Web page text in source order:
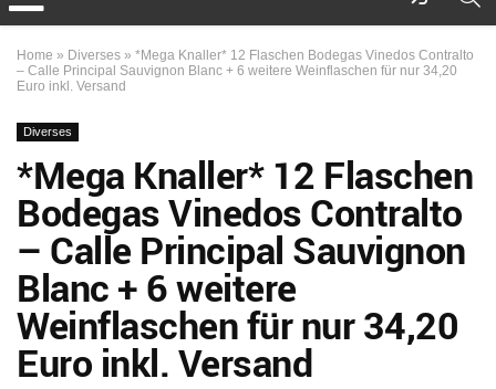
Home » Diverses » *Mega Knaller* 12 Flaschen Bodegas Vinedos Contralto
– Calle Principal Sauvignon Blanc + 6 weitere Weinflaschen für nur 34,20
Euro inkl. Versand
Diverses
*Mega Knaller* 12 Flaschen
Bodegas Vinedos Contralto
– Calle Principal Sauvignon
Blanc + 6 weitere
Weinflaschen für nur 34,20
Euro inkl. Versand